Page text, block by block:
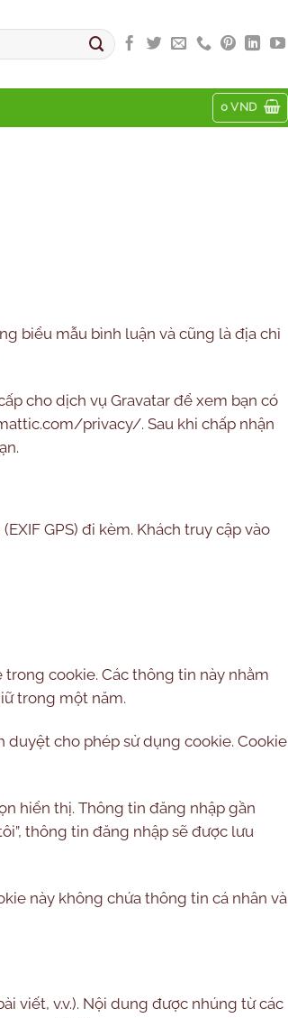
0VND
biểu mẫu bình luận và cũng là địa chỉ
cho dịch vụ Gravatar để xem bạn có
privacy/. Sau khi chấp nhận
GPS) đi kèm. Khách truy cập vào
cookie. Các thông tin này nhằm
trong một năm.
cho phép sử dụng cookie. Cookie
hiển thị. Thông tin đăng nhập gần
thông tin đăng nhập sẽ được lưu
này không chứa thông tin cá nhân và
viết, v.v.). Nội dung được nhúng từ các